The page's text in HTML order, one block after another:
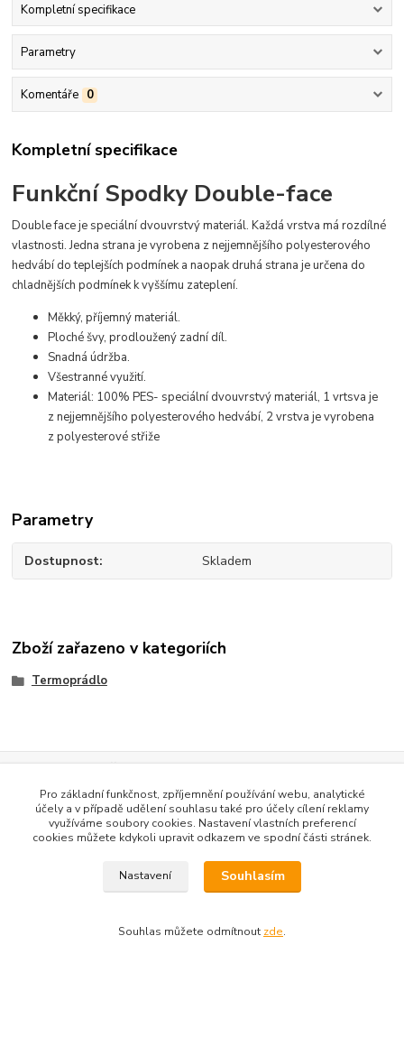
Kompletní specifikace
Parametry
Komentáře 0
Kompletní specifikace
Funkční Spodky Double-face
Double face je speciální dvouvrstvý materiál. Každá vrstva má rozdílné
vlastnosti. Jedna strana je vyrobena z nejjemnějšího polyesterového
hedvábí do teplejších podmínek a naopak druhá strana je určena do
chladnějších podmínek k vyššímu zateplení.
Měkký, příjemný materiál.
Ploché švy, prodloužený zadní díl.
Snadná údržba.
Všestranné využití.
Materiál: 100% PES- speciální dvouvrstvý materiál, 1 vrtsva je
z nejjemnějšího polyesterového hedvábí, 2 vrstva je vyrobena
z polyesterové střiže
Parametry
Dostupnost Skladem
Zboží zařazeno v kategoriích
Termoprádlo
Dotazy na zboží: 733 739 371, 603 467 274
Kozlovská 3214/15b Přerov 75002
Pro základní funkčnost, zpříjemnění používání webu, analytické
účely a v případě udělení souhlasu také pro účely cílení reklamy
využíváme soubory cookies. Nastavení vlastních preferencí
cookies můžete kdykoli upravit odkazem ve spodní části stránek.
Nastavení Souhlasím
Souhlas můžete odmítnout zde.